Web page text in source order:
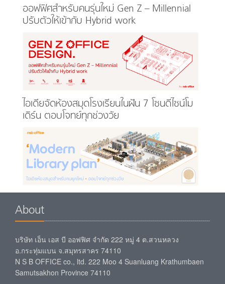
ออฟฟิศสำหรับคนรุ่นใหม่ Gen Z – Millennial
ปรับตัวให้เข้ากับ Hybrid work
ไอเดียจัดห้องสมุดโรงเรียนในฝัน 7 โซนดีไซน์โม
เดิร์น ตอบโจทย์ทุกช่วงวัย
About
บริษัท เอ็น เอส บี ออฟฟิศ จำกัด 222 หมู่ 4 ต.สวนหลวง
อ.กระทุ่มแบน จ.สมุทรสาคร 74110
N S B OFFICE co., ltd. 222 Moo 4 Suanluang Krathumbaen
Samutsakhon Province 74110